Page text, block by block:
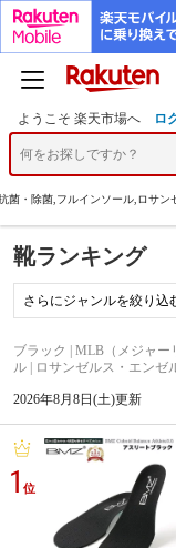
ようこそ 楽天市場へ ロ
・除菌,フルインソール,ロサン
靴ランキング
ブラック | MLB（メジャー
ル | ロサンゼルス・エンゼ
2026年8月8日(土)更新
1位